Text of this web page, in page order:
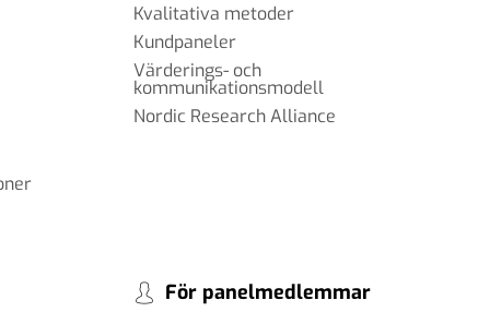
Kvalitativa metoder
Kundpaneler
Värderings- och
kommunikationsmodell
Nordic Research Alliance
För panelmedlemmar